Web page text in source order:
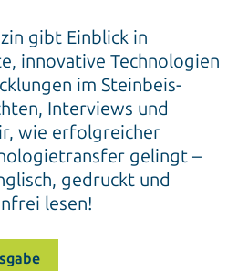
gibt Einblick in
innovative Technologien
im Steinbeis-
Interviews und
wie erfolgreicher
gelingt –
gedruckt und
lesen!